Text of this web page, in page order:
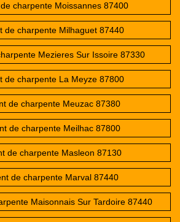
charpente Moissannes 87400
de charpente Milhaguet 87440
Mezieres Sur Issoire 87330
de charpente La Meyze 87800
de charpente Meuzac 87380
de charpente Meilhac 87800
de charpente Masleon 87130
de charpente Marval 87440
Maisonnais Sur Tardoire 87440